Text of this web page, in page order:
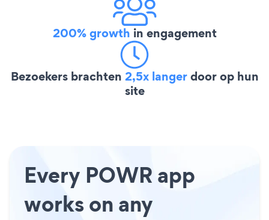
200% growth in engagement
Bezoekers brachten 2,5x langerdoor op hun
site
Every POWR app
works on any